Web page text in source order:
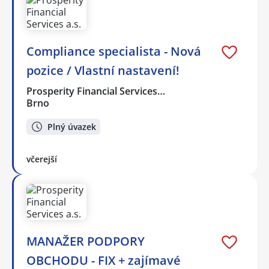
Compliance specialista - Nová
pozice / Vlastní nastavení!
Prosperity Financial Services…
Brno
Plný úvazek
včerejší
MANAŽER PODPORY
OBCHODU - FIX + zajímavé